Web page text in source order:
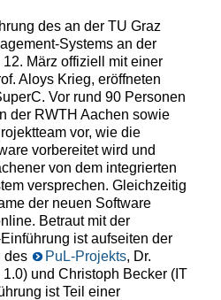
des an der TU Graz
Systems an der
März offiziell mit einer
Aloys Krieg, eröffneten
Vor rund 90 Personen
der RWTH Aachen sowie
vor, wie die
vorbereitet wird und
von dem integrierten
versprechen. Gleichzeitig
der neuen Software
Betraut mit der
ist aufseiten der
des
PuL-Projekts, Dr.
und Christoph Becker (IT
ist Teil einer